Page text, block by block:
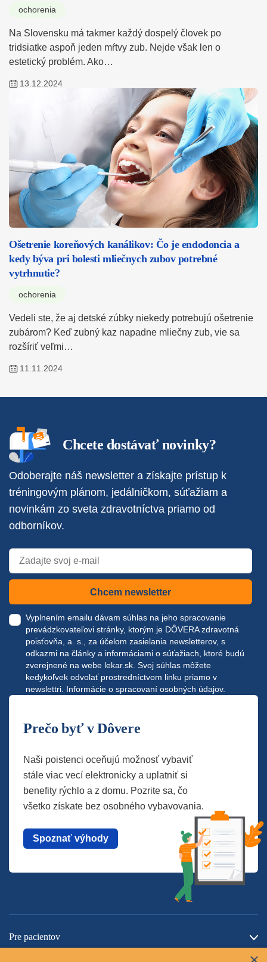
ochorenia
Na Slovensku má takmer každý dospelý človek po
tridsiatke aspoň jeden mŕtvy zub. Nejde však len o
estetický problém. Ako…
13.12.2024
Ošetrenie koreňových kanálikov: Čo je endodoncia a
kedy býva pri bolesti mliečnych zubov potrebné
vytrhnutie?
ochorenia
Vedeli ste, že aj detské zúbky niekedy potrebujú ošetrenie
zubárom? Keď zubný kaz napadne mliečny zub, vie sa
rozšíriť veľmi…
11.11.2024
Chcete dostávať novinky?
Odoberajte náš newsletter a získajte prístup k
tréningovým plánom, jedálničkom, súťažiam a
novinkám zo sveta zdravotníctva priamo od
odborníkov.
Chcem newsletter
Vyplnením emailu dávam súhlas na jeho spracovanie
prevádzkovateľovi stránky, ktorým je DÔVERA zdravotná
poisťovňa, a. s., za účelom zasielania newsletterov, s
odkazmi na články a informáciami o súťažiach, ktoré budú
zverejnené na webe lekar.sk. Svoj súhlas môžete
kedykoľvek odvolať prostredníctvom linku priamo v
newslettri. Informácie o spracovaní osobných údajov.
Prečo byť v Dôvere
Naši poistenci oceňujú možnosť vybaviť
stále viac vecí elektronicky a uplatniť si
benefity rýchlo a z domu. Pozrite sa, čo
všetko získate bez osobného vybavovania.
Spoznať výhody
Pre pacientov